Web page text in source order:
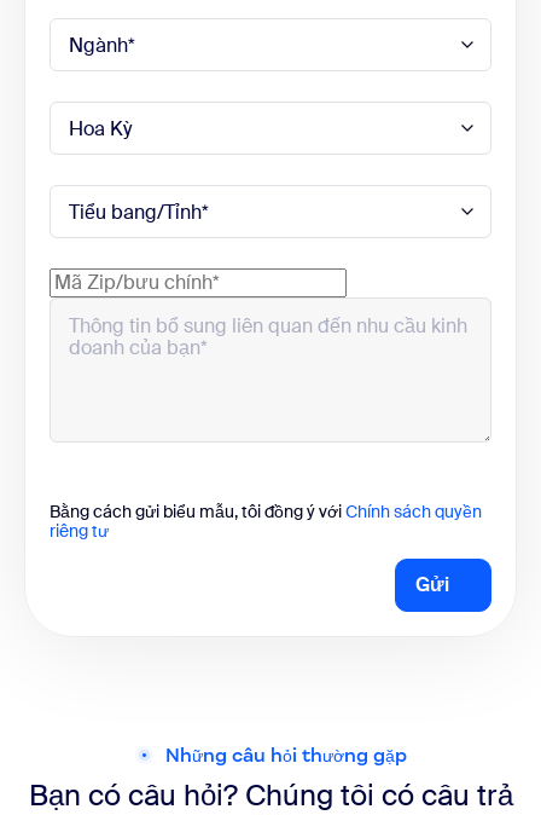
Bằng cách gửi biểu mẫu, tôi đồng ý vớiChính sách quyền
riêng tư
Gửi
Những câu hỏi thường gặp
Bạn có câu hỏi? Chúng tôi có câu trả